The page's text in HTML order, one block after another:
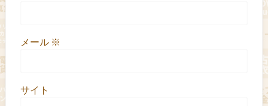
メール ※
サイト